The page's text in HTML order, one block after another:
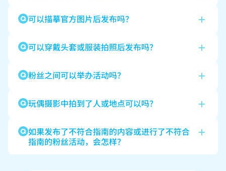
可以描摹官方图片后发布吗？
可以穿戴头套或服装拍照后发布吗？
粉丝之间可以举办活动吗？
玩偶摄影中拍到了人或地点可以吗？
如果发布了不符合指南的内容或进行了不符合
指南的粉丝活动，会怎样？